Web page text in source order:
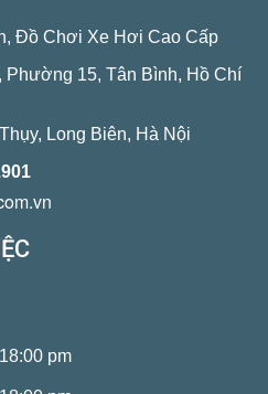
Đồ Chơi Xe Hơi Cao Cấp
Phường 15, Tân Bình, Hồ Chí
Long Biên, Hà Nội
pm